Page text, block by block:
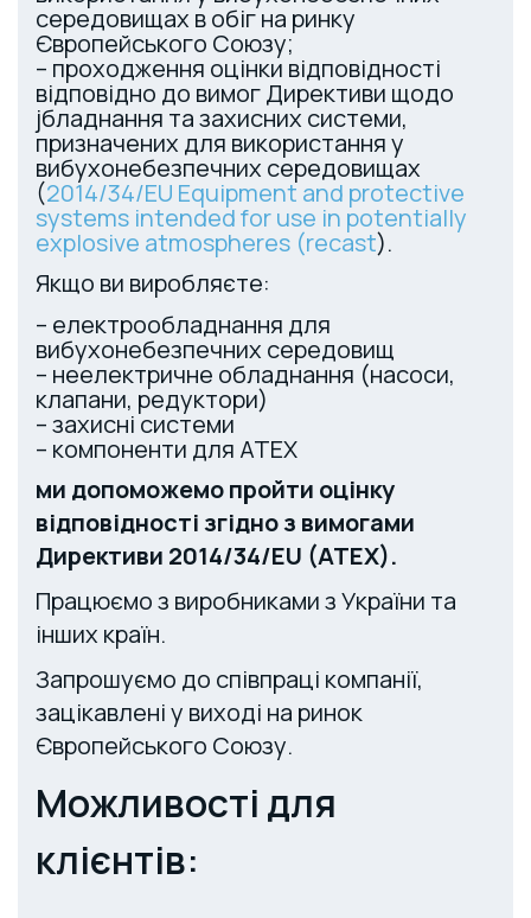
середовищах в обіг на ринку
Європейського Союзу;
– проходження оцінки відповідності
відповідно до вимог Директиви щодо
jбладнання та захисних системи,
призначених для використання у
вибухонебезпечних середовищах
(2014/34/EU Equipment and protective
systems intended for use in potentially
explosive atmospheres (recast).
Якщо ви виробляєте:
– електрообладнання для
вибухонебезпечних середовищ
– неелектричне обладнання (насоси,
клапани, редуктори)
– захисні системи
– компоненти для ATEX
ми допоможемо пройти оцінку
відповідності згідно з вимогами
Директиви 2014/34/EU (ATEX).
Працюємо з виробниками з України та
інших країн.
Запрошуємо до співпраці компанії,
зацікавлені у виході на ринок
Європейського Союзу.
Можливості для
клієнтів: